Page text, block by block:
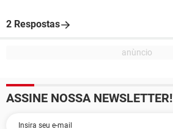
2 Respostas
ASSINE NOSSA NEWSLETTER!